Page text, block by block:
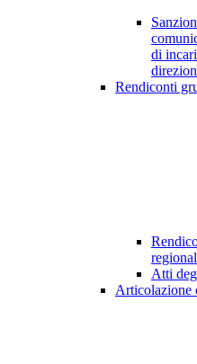
di
Rendiconti
Atti
Articolazione